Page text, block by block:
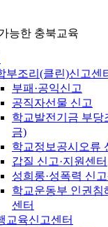
능한 충북교육
부조리(클린)신고센
부패·공익신고
공직자선물 신고
학교발전기금 부당
금)
학교정보공시오류
갑질 신고·지원센터
성희롱·성폭력 신
학교운동부 인권침
센터
교육신고센터